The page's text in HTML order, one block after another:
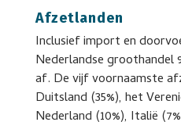
Afzetlanden
Inclusief import en
Nederlandse groothandel
af. De vijf voornaamste
Duitsland (35%), het
Nederland (10%), Italië